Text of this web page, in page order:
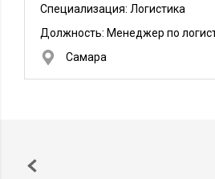
Специализация: Логистика
Должность: Менеджер по
Самара